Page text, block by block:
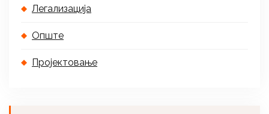
Легализација
Опште
Пројектовање